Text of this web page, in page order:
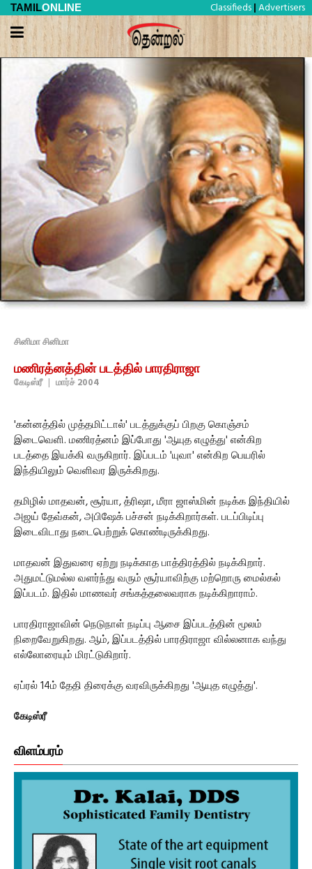
TAMILONLINE Classifieds | Advertisers
சினிமா சினிமா
மணிரத்னத்தின் படத்தில் பாரதிராஜா
கேடிஸ்ரீ | மார்ச் 2004
'கன்னத்தில் முத்தமிட்டால்' படத்துக்குப் பிறகு கொஞ்சம்
இடைவெளி. மணிரத்னம் இப்போது 'ஆயுத எழுத்து' என்கிற
படத்தை இயக்கி வருகிறார். இப்படம் 'யுவா' என்கிற பெயரில்
இந்தியிலும் வெளிவர இருக்கிறது.
தமிழில் மாதவன், சூர்யா, த்ரிஷா, மீரா ஜாஸ்மின் நடிக்க இந்தியில்
அஜய் தேவ்கன், அபிஷேக் பச்சன் நடிக்கிறார்கள். படப்பிடிப்பு
இடைவிடாது நடைபெற்றுக் கொண்டிருக்கிறது.
மாதவன் இதுவரை ஏற்று நடிக்காத பாத்திரத்தில் நடிக்கிறார்.
அதுமட்டுமல்ல வளர்ந்து வரும் சூர்யாவிற்கு மற்றொரு மைல்கல்
இப்படம். இதில் மாணவர் சங்கத்தலைவராக நடிக்கிறாராம்.
பாரதிராஜாவின் நெடுநாள் நடிப்பு ஆசை இப்படத்தின் மூலம்
நிறைவேறுகிறது. ஆம், இப்படத்தில் பாரதிராஜா வில்லனாக வந்து
எல்லோரையும் மிரட்டுகிறார்.
ஏப்ரல் 14ம் தேதி திரைக்கு வரவிருக்கிறது 'ஆயுத எழுத்து'.
கேடிஸ்ரீ
விளம்பரம்